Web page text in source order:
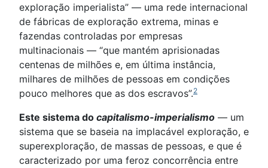
exploração imperialista” — uma rede internacional
de fábricas de exploração extrema, minas e
fazendas controladas por empresas
multinacionais — “que mantém aprisionadas
centenas de milhões e, em última instância,
milhares de milhões de pessoas em condições
pouco melhores que as dos escravos”.2
Este sistema do capitalismo-imperialismo — um
sistema que se baseia na implacável exploração, e
superexploração, de massas de pessoas, e que é
caracterizado por uma feroz concorrência entre